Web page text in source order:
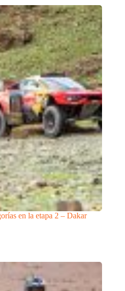
en la etapa 2 – Dakar